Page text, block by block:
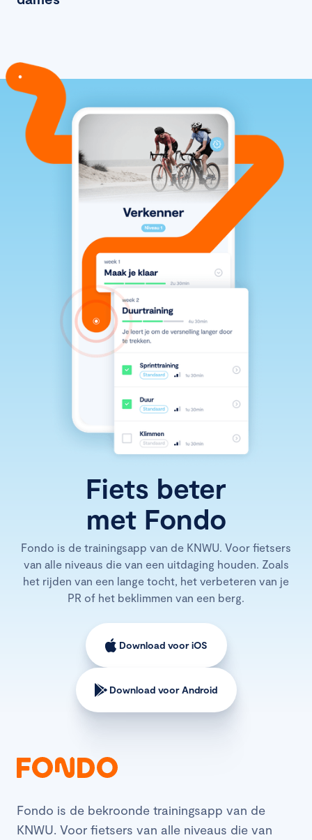
Fiets beter
met Fondo
Fondo is de trainingsapp van de KNWU. Voor fietsers
van alle niveaus die van een uitdaging houden. Zoals
het rijden van een lange tocht, het verbeteren van je
PR of het beklimmen van een berg.
Download voor iOS
Download voor Android
Fondo is de bekroonde trainingsapp van de
KNWU. Voor fietsers van alle niveaus die van